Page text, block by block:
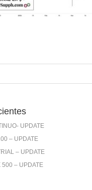
UPDATE
– UPDATE
– UPDATE
500 – UPDATE